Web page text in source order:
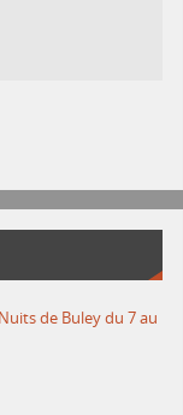
de Buley du 7 au